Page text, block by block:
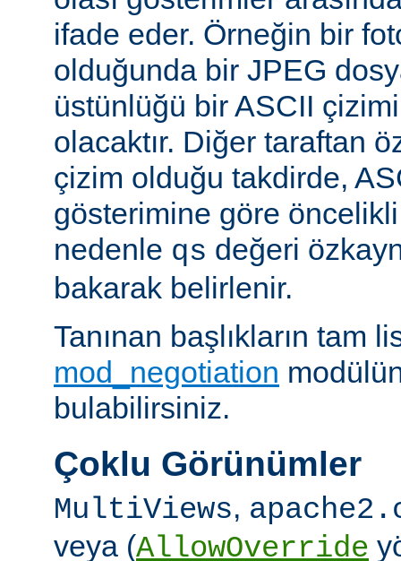
ifade eder. Örneğin bir
olduğunda bir JPEG
üstünlüğü bir ASCII
olacaktır. Diğer taraftan
çizim olduğu takdirde,
gösterimine göre
nedenle qs değeri
bakarak belirlenir.
Tanınan başlıkların tam
mod_negotiation
bulabilirsiniz.
Çoklu Görünümler
MultiViews,
veya (AllowOverride